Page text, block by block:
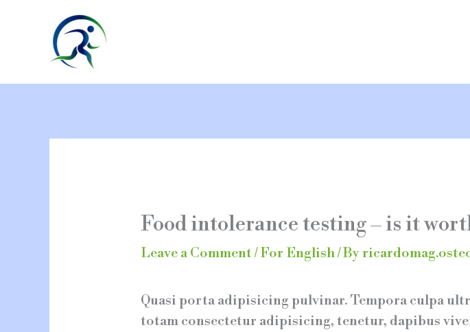
Food intolerance testing – is it
Leave a Comment /For English/ By
Quasi porta adipisicing pulvinar. Tempora culpa
totam consectetur adipisicing, tenetur, dapibus